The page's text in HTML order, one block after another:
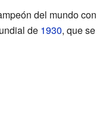
del mundo con
de 1930, que se